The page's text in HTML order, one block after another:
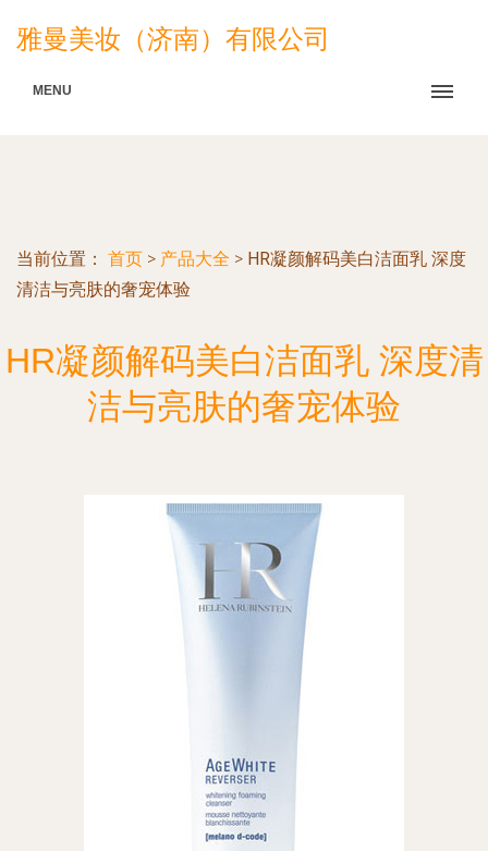
雅曼美妆（济南）有限公司
MENU
当前位置： 首页 > 产品大全 > HR凝颜解码美白洁面乳 深度
清洁与亮肤的奢宠体验
HR凝颜解码美白洁面乳 深度清
洁与亮肤的奢宠体验